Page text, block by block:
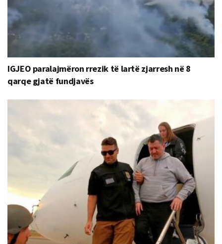
IGJEO paralajmëron rrezik të lartë zjarresh në 8
qarqe gjatë fundjavës